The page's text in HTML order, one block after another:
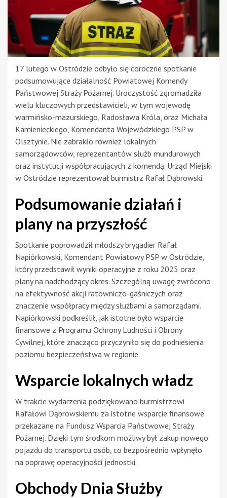
17 lutego w Ostródzie odbyło się coroczne spotkanie
podsumowujące działalność Powiatowej Komendy
Państwowej Straży Pożarnej. Uroczystość zgromadziła
wielu kluczowych przedstawicieli, w tym wojewodę
warmińsko-mazurskiego, Radosława Króla, oraz Michała
Kamienieckiego, Komendanta Wojewódzkiego PSP w
Olsztynie. Nie zabrakło również lokalnych
samorządowców, reprezentantów służb mundurowych
oraz instytucji współpracujących z komendą. Urząd Miejski
w Ostródzie reprezentował burmistrz Rafał Dąbrowski.
Podsumowanie działań i
plany na przyszłość
Spotkanie poprowadził młodszy brygadier Rafał
Napiórkowski, Komendant Powiatowy PSP w Ostródzie,
który przedstawił wyniki operacyjne z roku 2025 oraz
plany na nadchodzący okres. Szczególną uwagę zwrócono
na efektywność akcji ratowniczo-gaśniczych oraz
znaczenie współpracy między służbami a samorządami.
Napiórkowski podkreślił, jak istotne było wsparcie
finansowe z Programu Ochrony Ludności i Obrony
Cywilnej, które znacząco przyczyniło się do podniesienia
poziomu bezpieczeństwa w regionie.
Wsparcie lokalnych władz
W trakcie wydarzenia podziękowano burmistrzowi
Rafałowi Dąbrowskiemu za istotne wsparcie finansowe
przekazane na Fundusz Wsparcia Państwowej Straży
Pożarnej. Dzięki tym środkom możliwy był zakup nowego
pojazdu do transportu osób, co bezpośrednio wpłynęło
na poprawę operacyjności jednostki.
Obchody Dnia Służby